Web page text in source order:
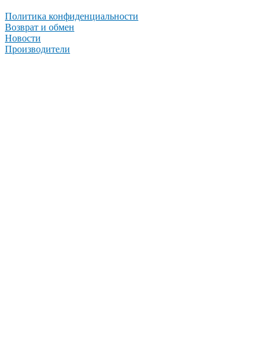
Политика конфиденциальности
Возврат и обмен
Новости
Производители